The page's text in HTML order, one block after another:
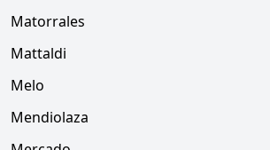
Matorrales
Mattaldi
Melo
Mendiolaza